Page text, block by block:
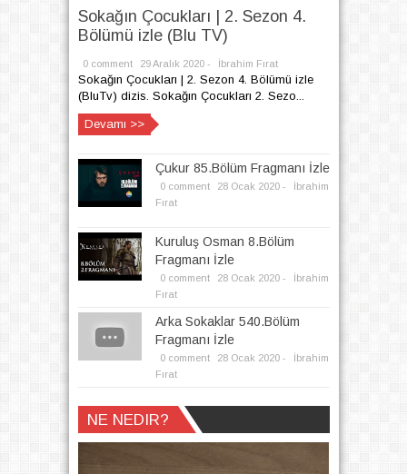
Sokağın Çocukları | 2. Sezon 4.
Bölümü izle (Blu TV)
0 comment 29 Aralık 2020 - İbrahim Fırat
Sokağın Çocukları | 2. Sezon 4. Bölümü izle
(BluTv) dizis. Sokağın Çocukları 2. Sezo...
Devamı >>
Çukur 85.Bölüm Fragmanı İzle
0 comment 28 Ocak 2020 -
İbrahim
Fırat
Kuruluş Osman 8.Bölüm
Fragmanı İzle
0 comment 28 Ocak 2020 -
İbrahim
Fırat
Arka Sokaklar 540.Bölüm
Fragmanı İzle
0 comment 28 Ocak 2020 -
İbrahim
Fırat
NE NEDIR?İbrahim Fırat